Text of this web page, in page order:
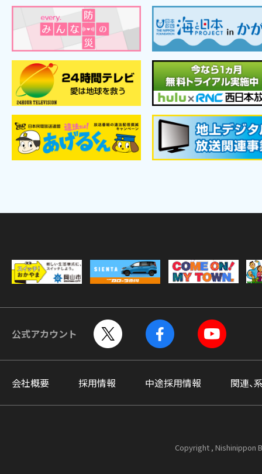
公式アカウント
会社概要 採用情報 中途採用情報 関連、
Copyright , Nishinippon